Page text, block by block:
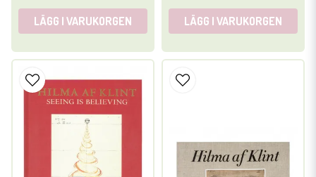
LÄGG I VARUKORGEN LÄGG I VARUKORGEN